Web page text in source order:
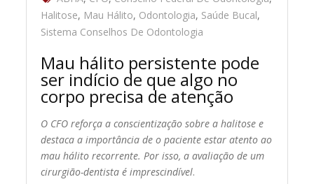
Halitose, Mau Hálito, Odontologia, Saúde Bucal,
Sistema Conselhos De Odontologia
Mau hálito persistente pode
ser indício de que algo no
corpo precisa de atenção
O CFO reforça a conscientização sobre a halitose e
destaca a importância de o paciente estar atento ao
mau hálito recorrente. Por isso, a avaliação de um
cirurgião-dentista é imprescindível.